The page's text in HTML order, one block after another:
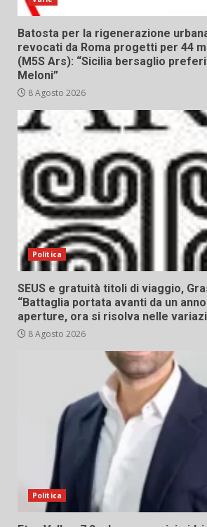
Batosta per la rigenerazione
revocati da Roma progetti per 44
(M5S Ars): “Sicilia bersaglio
Meloni”
8 Agosto 2026
Politica
SEUS e gratuità titoli di viaggio,
“Battaglia portata avanti da un
aperture, ora si risolva nelle
8 Agosto 2026
Politica